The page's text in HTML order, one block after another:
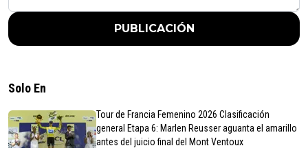
PUBLICACIÓN
Solo En
Tour de Francia Femenino 2026 Clasificación
general Etapa 6: Marlen Reusser aguanta el amarillo
antes del juicio final del Mont Ventoux